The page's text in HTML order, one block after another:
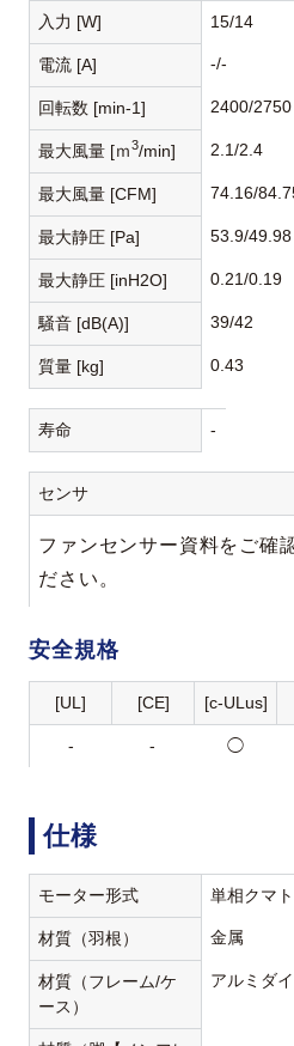
入力 [W] 15/14
電流 [A] -/-
回転数 [min-1] 2400/2750
最大風量 [ｍ3/min] 2.1/2.4
最大風量 [CFM] 74.16/
最大静圧 [Pa] 53.9/49.98
最大静圧 [inH2O] 0.21/0.19
騒音 [dB(A)] 39/42
質量 [kg] 0.43
寿命 -
センサ
ファンセンサー資料をご確
ださい。
安全規格
[UL] [CE] [c-ULus]
- - ◯
仕様
モーター形式 単相クマ
材質（羽根） 金属
材質（フレーム/ケ
ース）
アルミダ